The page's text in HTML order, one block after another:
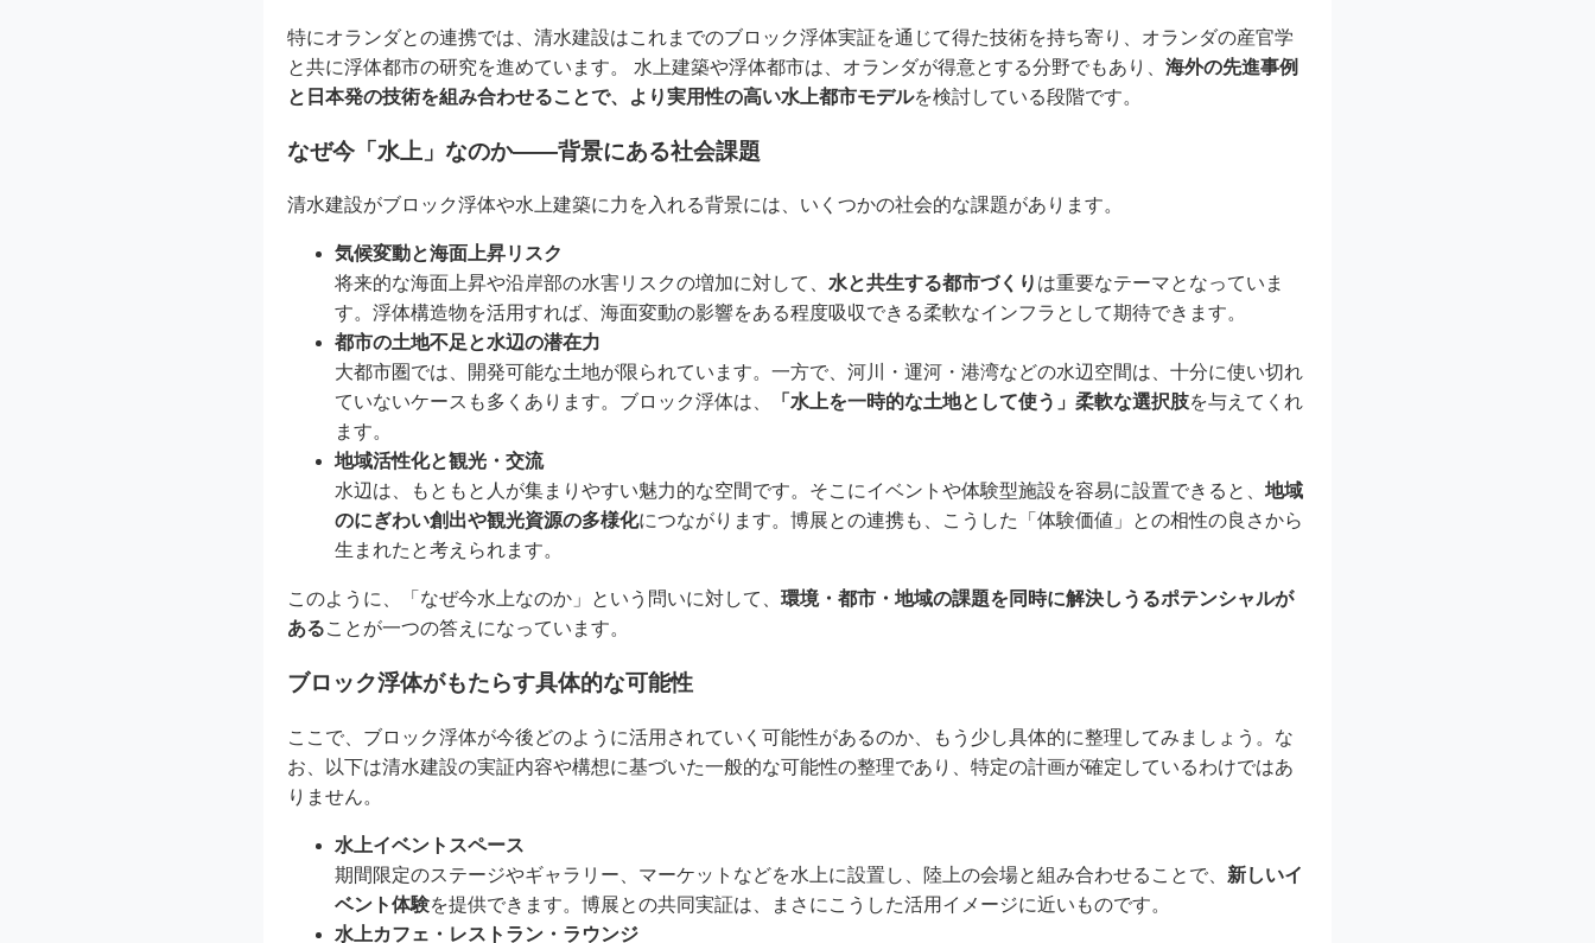
特にオランダとの連携では、清水建設はこれまでのブロック浮体実証を通じて得た技術を持ち寄り、オランダの産官学
と共に浮体都市の研究を進めています。 水上建築や浮体都市は、オランダが得意とする分野でもあり、 海外の先進事例
と日本発の技術を組み合わせることで、より実用性の高い水上都市モデルを検討している段階です。
なぜ今「水上」なのか――背景にある社会課題
清水建設がブロック浮体や水上建築に力を入れる背景には、いくつかの社会的な課題があります。
気候変動と海面上昇リスク
将来的な海面上昇や沿岸部の水害リスクの増加に対して、 水と共生する都市づくり は重要なテーマとなっていま
す。浮体構造物を活用すれば、海面変動の影響をある程度吸収できる柔軟なインフラとして期待できます。
都市の土地不足と水辺の潜在力
大都市圏では、開発可能な土地が限られています。一方で、河川・運河・港湾などの水辺空間は、十分に使い切れ
ていないケースも多くあります。ブロック浮体は、
「水上を一時的な土地として使う」柔軟な選択肢を与えてくれ
ます。
地域活性化と観光・交流
水辺は、もともと人が集まりやすい魅力的な空間です。そこにイベントや体験型施設を容易に設置できると、 地域
のにぎわい創出や観光資源の多様化につながります。博展との連携も、こうした「体験価値」との相性の良さから
生まれたと考えられます。
このように、「なぜ今水上なのか」という問いに対して、 環境・都市・地域の課題を同時に解決しうるポテンシャルが
あることが一つの答えになっています。
ブロック浮体がもたらす具体的な可能性
ここで、ブロック浮体が今後どのように活用されていく可能性があるのか、もう少し具体的に整理してみましょう。な
お、以下は清水建設の実証内容や構想に基づいた一般的な可能性の整理であり、特定の計画が確定しているわけではあ
りません。
水上イベントスペース
期間限定のステージやギャラリー、マーケットなどを水上に設置し、陸上の会場と組み合わせることで、 新しいイ
ベント体験を提供できます。博展との共同実証は、まさにこうした活用イメージに近いものです。
水上カフェ・レストラン・ラウンジ